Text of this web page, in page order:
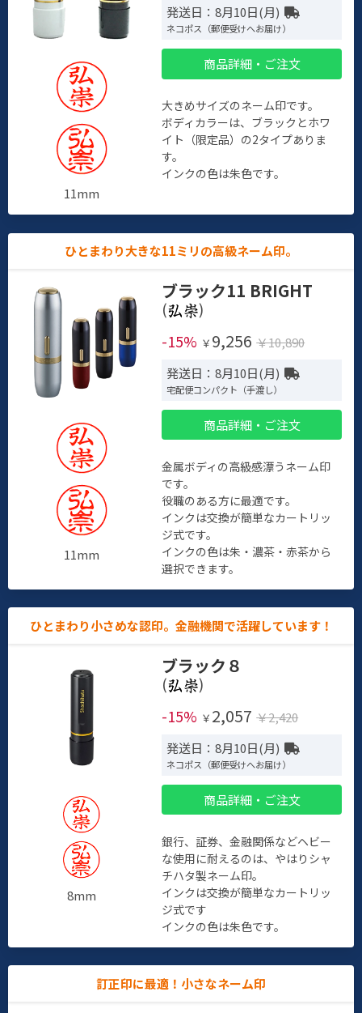
11mm
発送日：8月10日(月)
ネコポス（郵便受けへお届け）
商品詳細・ご注文
大きめサイズのネーム印です。
ボディカラーは、ブラックとホワ
イト（限定品）の2タイプありま
す。
インクの色は朱色です。
ひとまわり大きな11ミリの高級ネーム印。
11mm
ブラック11 BRIGHT
(
)
-15% ￥ 9,256 ￥10,890
発送日：8月10日(月)
宅配便コンパクト（手渡し）
商品詳細・ご注文
金属ボディの高級感漂うネーム印
です。
役職のある方に最適です。
インクは交換が簡単なカートリッ
ジ式です。
インクの色は朱・濃茶・赤茶から
選択できます。
ひとまわり小さめな認印。金融機関で活躍しています！
8mm
ブラック８
(
)
-15% ￥ 2,057 ￥2,420
発送日：8月10日(月)
ネコポス（郵便受けへお届け）
商品詳細・ご注文
銀行、証券、金融関係などヘビー
な使用に耐えるのは、やはりシャ
チハタ製ネーム印。
インクは交換が簡単なカートリッ
ジ式です
インクの色は朱色です。
訂正印に最適！小さなネーム印